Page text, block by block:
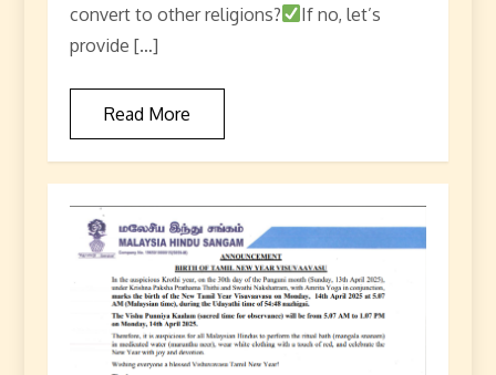
convert to other religions?
If no, let’s
provide […]
Read More